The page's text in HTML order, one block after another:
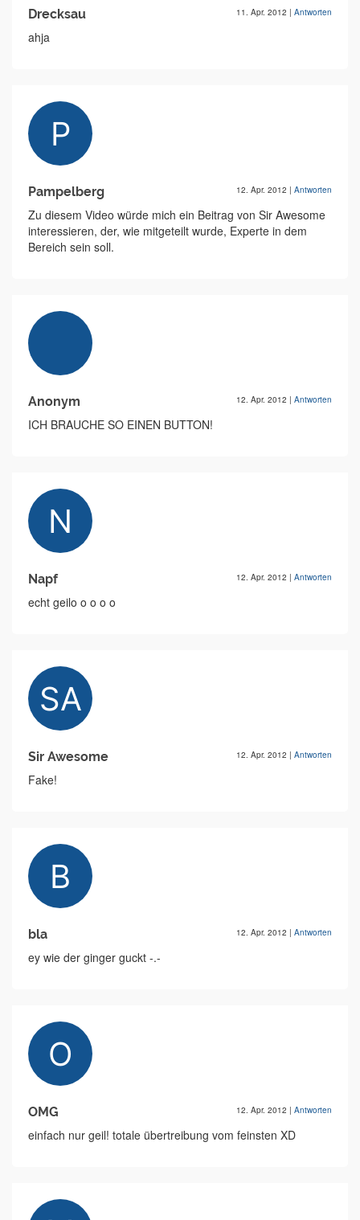
Drecksau 11. Apr. 2012 | Antworten
ahja
Pampelberg 12. Apr. 2012 | Antworten
Zu diesem Video würde mich ein Beitrag von Sir Awesome
interessieren, der, wie mitgeteilt wurde, Experte in dem
Bereich sein soll.
Anonym 12. Apr. 2012 | Antworten
ICH BRAUCHE SO EINEN BUTTON!
Napf 12. Apr. 2012 | Antworten
echt geilo o o o o
Sir Awesome 12. Apr. 2012 | Antworten
Fake!
bla 12. Apr. 2012 | Antworten
ey wie der ginger guckt -.-
OMG 12. Apr. 2012 | Antworten
einfach nur geil! totale übertreibung vom feinsten XD